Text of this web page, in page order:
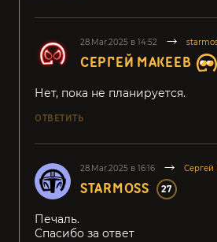
28.Mar.2025 в 14:52
СЕРГЕЙ МАКЕЕВ
Нет, пока не планируется.
ОТВЕТИТЬ
28.Mar.2025 в 16:16 Сергей
STARMOSS 27
Печаль.
Спасибо за ответ